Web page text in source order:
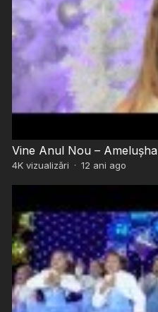
Vine Anul Nou – Amelușha
4Kvizualizări · 12 ani ago